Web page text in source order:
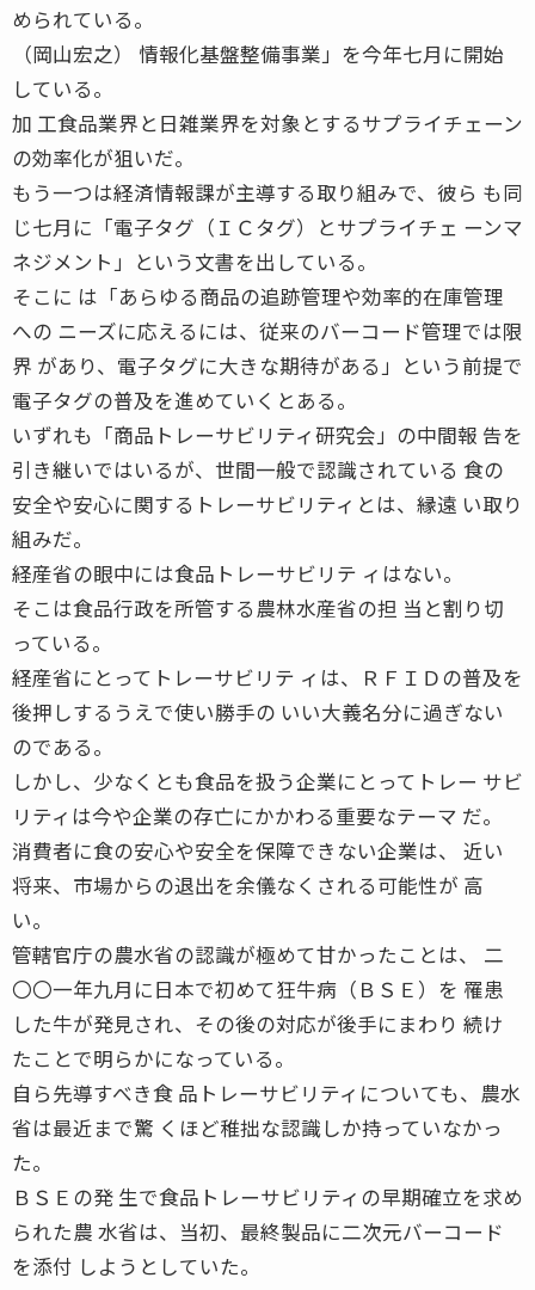
められている。
（岡山宏之） 情報化基盤整備事業」を今年七月に開始
している。
加 工食品業界と日雑業界を対象とするサプライチェーン
の効率化が狙いだ。
もう一つは経済情報課が主導する取り組みで、彼ら も同
じ七月に「電子タグ（ＩＣタグ）とサプライチェ ーンマ
ネジメント」という文書を出している。
そこに は「あらゆる商品の追跡管理や効率的在庫管理
への ニーズに応えるには、従来のバーコード管理では限
界 があり、電子タグに大きな期待がある」という前提で
電子タグの普及を進めていくとある。
いずれも「商品トレーサビリティ研究会」の中間報 告を
引き継いではいるが、世間一般で認識されている 食の
安全や安心に関するトレーサビリティとは、縁遠 い取り
組みだ。
経産省の眼中には食品トレーサビリテ ィはない。
そこは食品行政を所管する農林水産省の担 当と割り切
っている。
経産省にとってトレーサビリテ ィは、ＲＦＩＤの普及を
後押しするうえで使い勝手の いい大義名分に過ぎない
のである。
しかし、少なくとも食品を扱う企業にとってトレー サビ
リティは今や企業の存亡にかかわる重要なテーマ だ。
消費者に食の安心や安全を保障できない企業は、 近い
将来、市場からの退出を余儀なくされる可能性が 高
い。
管轄官庁の農水省の認識が極めて甘かったことは、 二
〇〇一年九月に日本で初めて狂牛病（ＢＳＥ）を 罹患
した牛が発見され、その後の対応が後手にまわり 続け
たことで明らかになっている。
自ら先導すべき食 品トレーサビリティについても、農水
省は最近まで驚 くほど稚拙な認識しか持っていなかっ
た。
ＢＳＥの発 生で食品トレーサビリティの早期確立を求め
られた農 水省は、当初、最終製品に二次元バーコード
を添付 しようとしていた。